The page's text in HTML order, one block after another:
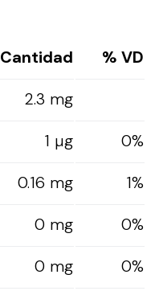
Cantidad
% VD
2.3 mg
1 µg
0%
0.16 mg
1%
0 mg
0%
0 mg
0%